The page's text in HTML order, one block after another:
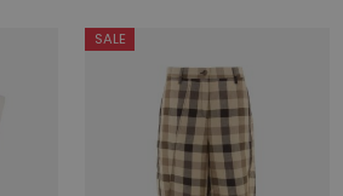
SALE